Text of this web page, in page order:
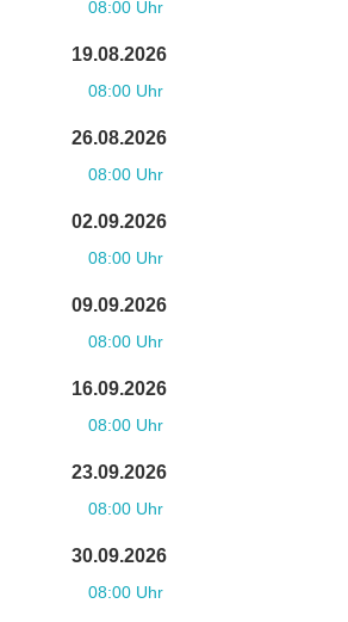
08:00 Uhr
19.08.2026
08:00 Uhr
26.08.2026
08:00 Uhr
02.09.2026
08:00 Uhr
09.09.2026
08:00 Uhr
16.09.2026
08:00 Uhr
23.09.2026
08:00 Uhr
30.09.2026
08:00 Uhr